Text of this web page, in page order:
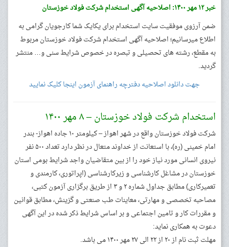
خبر ۱۲ مهر ۱۴۰۰: اصلاحیه آگهی استخدام شرکت فولاد خوزستان
ضمن آرزوی موفقیت سایت استخدام برای یکایک شما کارجویان گرامی به
اطلاع میرسانیم؛ اصلاحیه آگهی استخدام شرکت فولاد خوزستان مربوط
به مقطع، رشته های تحصیلی و تبصره در خصوص شرایط سنی و… منتشر
گردید.
جهت دانلود اصلاحیه دفترچه راهنمای آزمون اینجا کلیک نمایید
استخدام شرکت فولاد خوزستان – ۸ مهر ۱۴۰۰
شرکت فولاد خوزستان واقع در شهر اهواز – کیلومتر ۱۰ جاده اهواز- بندر
امام خمینی (ره)، با استعانت از خداوند متعال در نظر دارد تعداد ۵۰۰ نفر
نیروی انسانی مورد نیاز خود را از بین متقاضیان واجد شرایط بومی استان
خوزستان در مشاغل کارشناسی و زیرکارشناسی (اپراتوری، کارمندی و
تعمیرکاری) مطابق جداول شماره ۲ و ۳ از طریق برگزاری آزمون کتبی،
مصاحبه تخصصی و مهارتی، معاینات طب صنعتی و گزینش، مطابق قوانین
و مقررات کار و تامین اجتماعی و بر اساس شرایط ذکر شده در این آگهی
دعوت به همکاری نماید:
مهلت ثبت نام از ۲۰ از ۲۲ الی ۲۷ مهر ۱۴۰۰ می باشد.